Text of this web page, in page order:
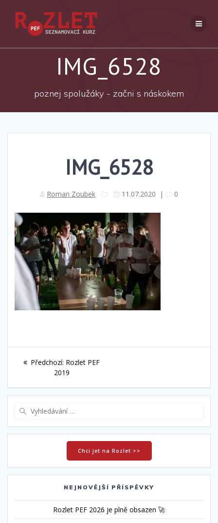
IMG_6528
poznej spolužáky - začni s náskokem
IMG_6528
Roman Zoubek 11.07.2020 | 0
Navigace
příspěvek
Předchozí: Předchozí
příspěvek:
Rozlet PEF
2019
Chci jet na Rozlet >>
NEJNOVĚJŠÍ PŘÍSPĚVKY
Rozlet PEF 2026 je plně obsazen 🚀